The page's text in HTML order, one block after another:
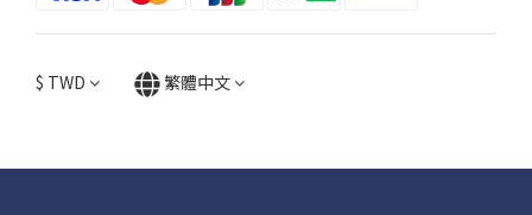
$ TWD 繁體中文